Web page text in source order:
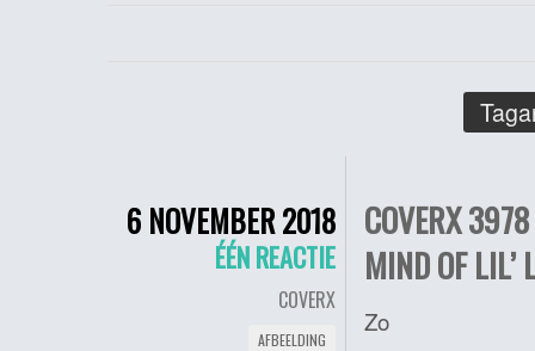
6 NOVEMBER 2018
ÉÉN REACTIE
COVERX
AFBEELDING
COVERX
MIND OF
Zo